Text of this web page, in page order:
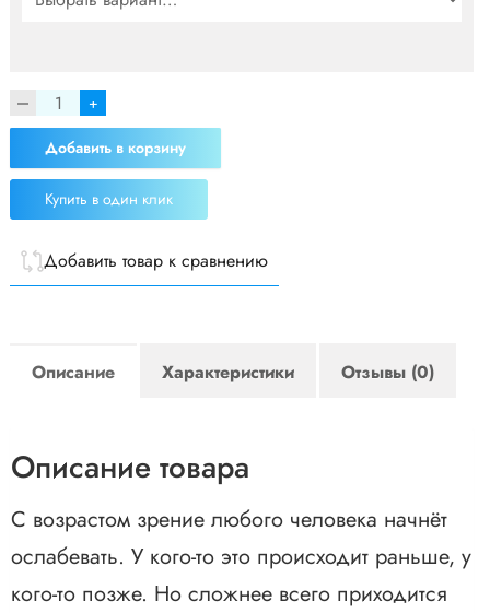
+
Добавить в корзину
Купить в один клик
Добавить товар к сравнению
Описание Характеристики Отзывы (0)
Описание товара
С возрастом зрение любого человека начнёт
ослабевать. У кого-то это происходит раньше, у
кого-то позже. Но сложнее всего приходится